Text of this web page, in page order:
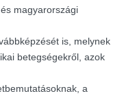
magyarországi
is, melynek
betegségekről, azok
a